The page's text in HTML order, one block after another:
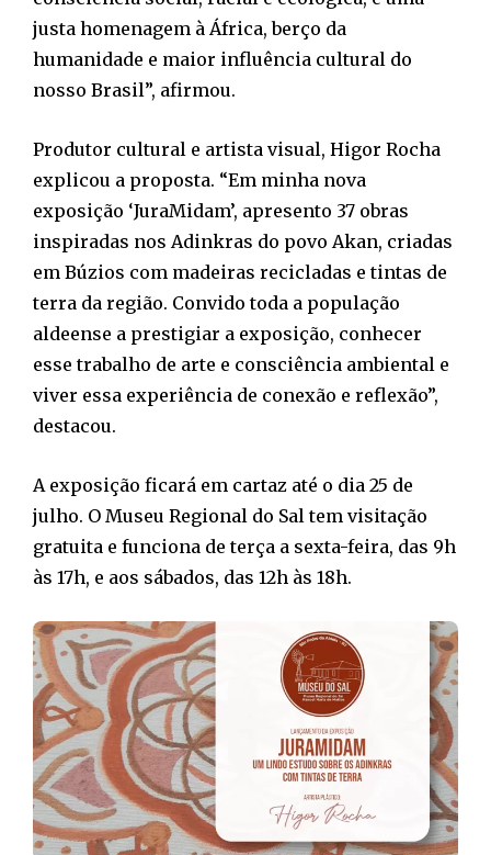
justa homenagem à África, berço da
humanidade e maior influência cultural do
nosso Brasil”, afirmou.
Produtor cultural e artista visual, Higor Rocha
explicou a proposta. “Em minha nova
exposição ‘JuraMidam’, apresento 37 obras
inspiradas nos Adinkras do povo Akan, criadas
em Búzios com madeiras recicladas e tintas de
terra da região. Convido toda a população
aldeense a prestigiar a exposição, conhecer
esse trabalho de arte e consciência ambiental e
viver essa experiência de conexão e reflexão”,
destacou.
A exposição ficará em cartaz até o dia 25 de
julho. O Museu Regional do Sal tem visitação
gratuita e funciona de terça a sexta-feira, das 9h
às 17h, e aos sábados, das 12h às 18h.